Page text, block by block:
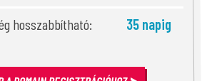
hosszabbítható: 35 napig